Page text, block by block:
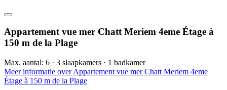
Appartement vue mer Chatt Meriem 4eme Étage à
150 m de la Plage
Max. aantal: 6 · 3 slaapkamers · 1 badkamer
Meer informatie over Appartement vue mer Chatt Meriem 4eme
Étage à 150 m de la Plage